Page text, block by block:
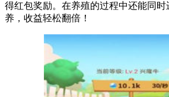
得红包奖励。在养殖的过程中还能同
养，收益轻松翻倍！